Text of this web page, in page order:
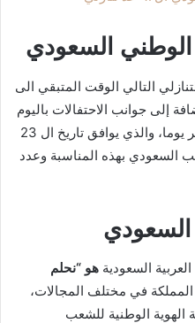
السعودي
التالي الوقت المتبقي الى
إلى جوانب الاحتفالات باليوم
الوطني التي يتضمنها، هو اثنى عشر يوما، والذي يوافق تاريخ ال 23
السعودي بهذه المناسبة وعدد
السعودي
هو “نحلم
في مختلف المجالات،
الوطنية للشعب